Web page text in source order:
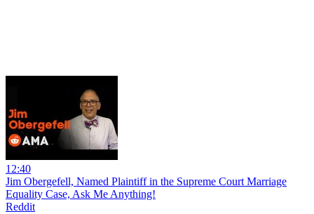
12:40
Jim Obergefell, Named Plaintiff in the Supreme Court Marriage
Equality Case, Ask Me Anything!
Reddit